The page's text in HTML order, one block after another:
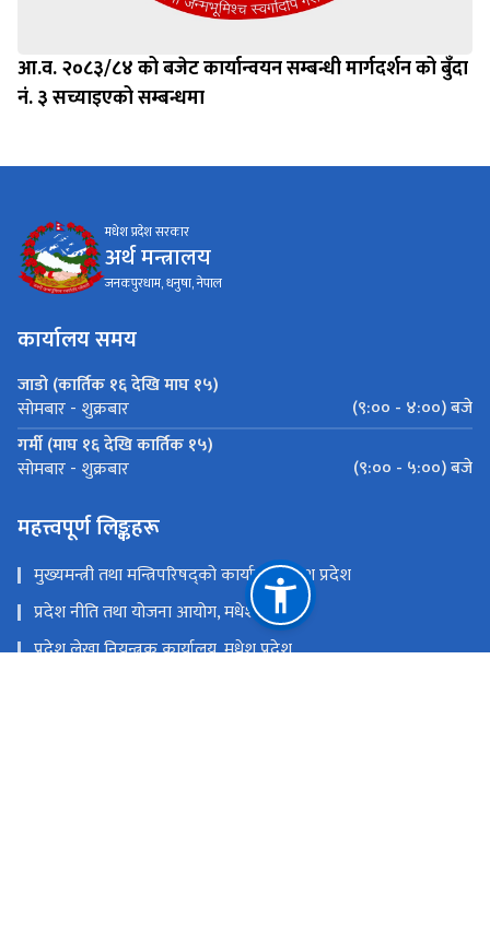
आ.व. २०८३/८४ को बजेट कार्यान्वयन सम्बन्धी मार्गदर्शन को बुँदा
नं. ३ सच्याइएको सम्बन्धमा
मधेश प्रदेश सरकार
अर्थ मन्त्रालय
जनकपुरधाम, धनुषा, नेपाल
कार्यालय समय
जाडो (कार्तिक १६ देखि माघ १५)
सोमबार - शुक्रबार
(९:०० - ४:००) बजे
गर्मी (माघ १६ देखि कार्तिक १५)
सोमबार - शुक्रबार (९:०० - ५:००) बजे
महत्त्वपूर्ण लिङ्कहरू
मुख्यमन्त्री तथा मन्त्रिपरिषद्‍को कार्यालय, मधेश प्रदेश
प्रदेश नीति तथा योजना आयोग, मधेश प्रदेश
प्रदेश लेखा नियन्त्रक कार्यालय, मधेश प्रदेश